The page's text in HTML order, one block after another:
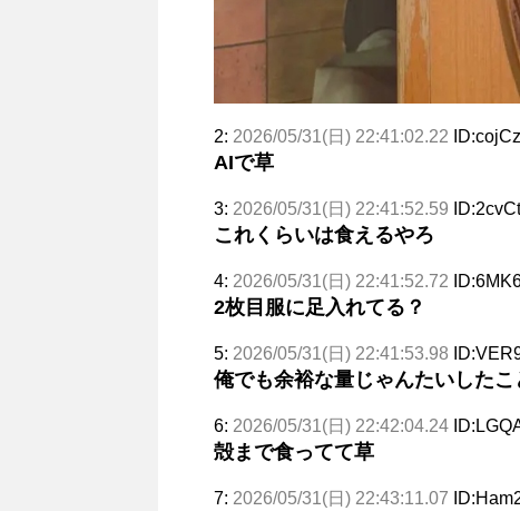
2: 2026/05/31(日) 22:41:02.22
AIで草
3: 2026/05/31(日) 22:41:52.59
これくらいは食えるやろ
4: 2026/05/31(日) 22:41:52.72
2枚目服に足入れてる？
5: 2026/05/31(日) 22:41:53.98
俺でも余裕な量じゃんたいしたこ
6: 2026/05/31(日) 22:42:04.24
殻まで食ってて草
7: 2026/05/31(日) 22:43:11.07